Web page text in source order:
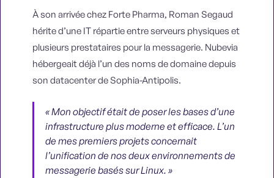
À son arrivée chez Forte Pharma, Roman Segaud
hérite d’une IT répartie entre serveurs physiques et
plusieurs prestataires pour la messagerie. Nubevia
hébergeait déjà l’un des noms de domaine depuis
son datacenter de Sophia-Antipolis.
« Mon objectif était de poser les bases d’une
infrastructure plus moderne et efficace. L’un
de mes premiers projets concernait
l’unification de nos deux environnements de
messagerie basés sur Linux. »